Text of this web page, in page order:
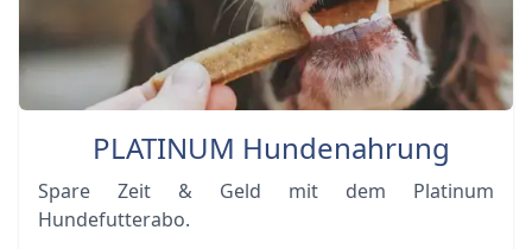
PLATINUM Hundenahrung
Spare Zeit & Geld mit dem Platinum
Hundefutterabo.